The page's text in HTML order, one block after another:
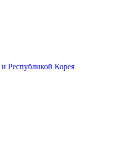
Республикой Корея